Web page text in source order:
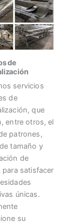
de
servicios
de
que
entre otros, el
patrones,
tamaño y
de
para satisfacer
únicas.
su